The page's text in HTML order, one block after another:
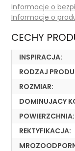
Informacje o
Informacje o
CECHY
INSPIRACJA:
RODZAJ
ROZMIAR:
DOMINUJACY
POWIERZCHNIA:
REKTYFIKACJA: